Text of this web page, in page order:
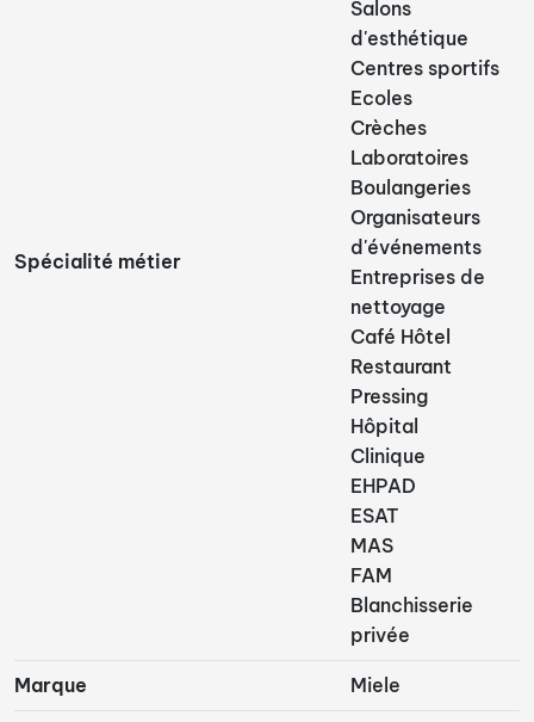
Spécialité métier
Salons
d'esthétique
Centres sportifs
Ecoles
Crèches
Laboratoires
Boulangeries
Organisateurs
d'événements
Entreprises de
nettoyage
Café Hôtel
Restaurant
Pressing
Hôpital
Clinique
EHPAD
ESAT
MAS
FAM
Blanchisserie
privée
Marque Miele